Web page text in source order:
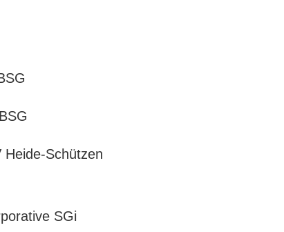
Schützen
SGi